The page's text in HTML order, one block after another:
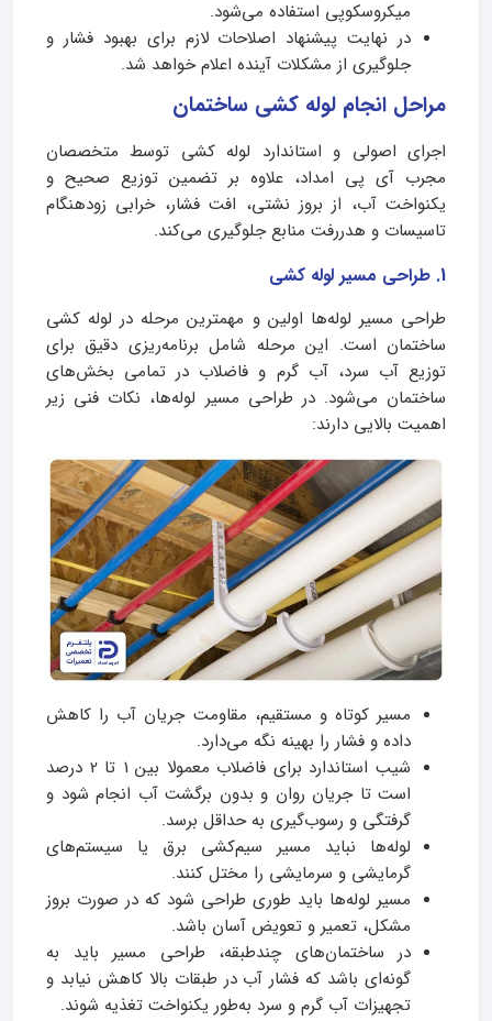
میکروسکوپی استفاده می‌شود.
در نهایت پیشنهاد اصلاحات لازم برای بهبود فشار و
جلوگیری از مشکلات آینده اعلام خواهد شد.
مراحل انجام لوله کشی ساختمان
اجرای اصولی و استاندارد لوله کشی توسط متخصصان
مجرب آی‌ پی امداد، علاوه بر تضمین توزیع صحیح و
یکنواخت آب، از بروز نشتی، افت فشار، خرابی زودهنگام
تاسیسات و هدررفت منابع جلوگیری می‌کند.
1. طراحی مسیر لوله‌ کشی
طراحی مسیر لوله‌ها اولین و مهمترین مرحله در لوله کشی
ساختمان است. این مرحله شامل برنامه‌ریزی دقیق برای
توزیع آب سرد، آب گرم و فاضلاب در تمامی بخش‌های
ساختمان می‌شود. در طراحی مسیر لوله‌ها، نکات فنی زیر
اهمیت بالایی دارند:
مسیر کوتاه و مستقیم، مقاومت جریان آب را کاهش
داده و فشار را بهینه نگه می‌دارد.
شیب استاندارد برای فاضلاب معمولا بین 1 تا 2 درصد
است تا جریان روان و بدون برگشت آب انجام شود و
گرفتگی و رسوب‌گیری به حداقل برسد.
لوله‌ها نباید مسیر سیم‌کشی برق یا سیستم‌های
گرمایشی و سرمایشی را مختل کنند.
مسیر لوله‌ها باید طوری طراحی شود که در صورت بروز
مشکل، تعمیر و تعویض آسان باشد.
در ساختمان‌های چندطبقه، طراحی مسیر باید به
گونه‌ای باشد که فشار آب در طبقات بالا کاهش نیابد و
تجهیزات آب گرم و سرد به‌طور یکنواخت تغذیه شوند.